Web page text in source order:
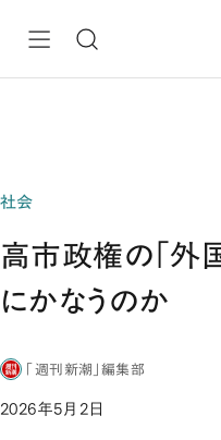
社会
高市政権の「外
にかなうのか
「週刊新潮」編集部
2026年5月2日